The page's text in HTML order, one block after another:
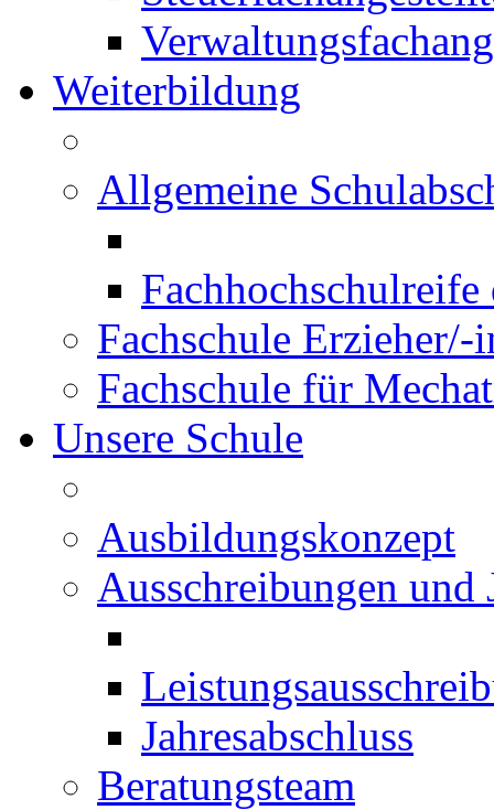
Weiterbildung
Allgemeine
Fachschule Erzieher/-
Fachschule für
Unsere Schule
Ausbildungskonzept
Ausschreibungen und
Jahresabschluss
Beratungsteam